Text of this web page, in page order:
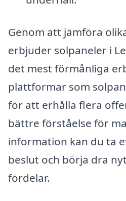
Genom att jämföra
erbjuder solpaneler i
det mest förmånliga
plattformar som
för att erhålla flera
bättre förståelse för
information kan du ta
beslut och börja dra
fördelar.